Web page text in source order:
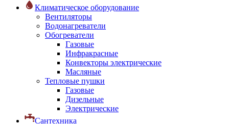
Климатическое оборудование
Вентиляторы
Водонагреватели
Обогреватели
Газовые
Инфракрасные
Конвекторы электрические
Масляные
Тепловые пушки
Газовые
Дизельные
Электрические
Сантехника